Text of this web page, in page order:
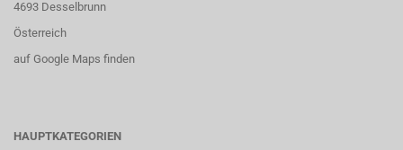
4693 Desselbrunn
Österreich
auf Google Maps finden
HAUPTKATEGORIEN